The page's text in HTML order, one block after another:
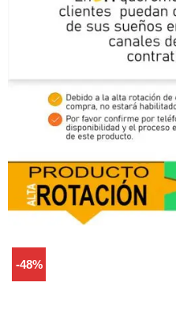
-48%